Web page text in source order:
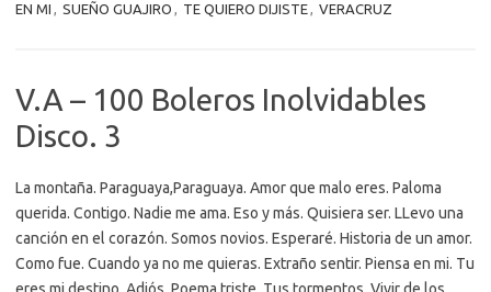
EN MI , SUEÑO GUAJIRO , TE QUIERO DIJISTE, VERACRUZ
V.A – 100 Boleros Inolvidables
Disco. 3
La montaña. Paraguaya,Paraguaya. Amor que malo eres. Paloma
querida. Contigo. Nadie me ama. Eso y más. Quisiera ser. LLevo una
canción en el corazón. Somos novios. Esperaré. Historia de un amor.
Como fue. Cuando ya no me quieras. Extraño sentir. Piensa en mi. Tu